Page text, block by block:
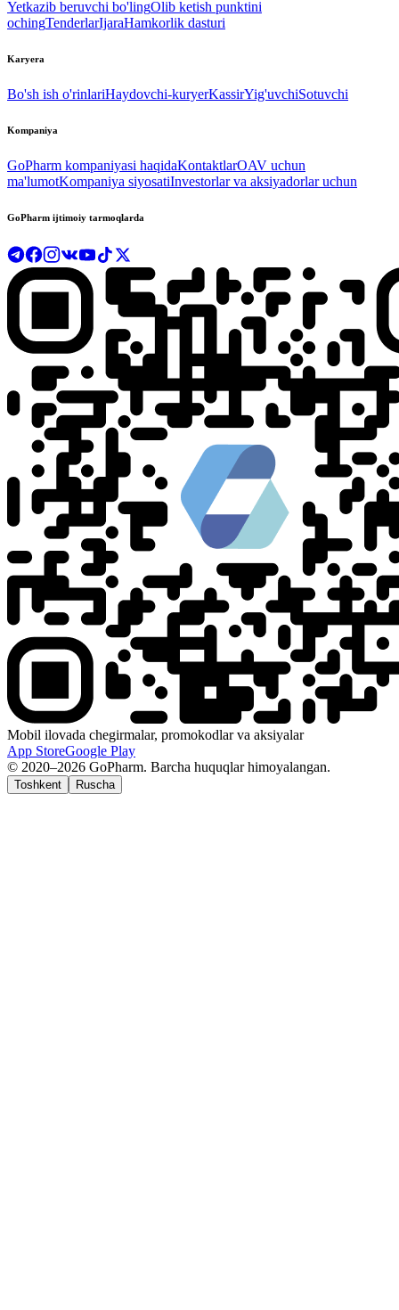
Yetkazib beruvchi bo'lingOlib ketish punktini
ochingTenderlarIjaraHamkorlik dasturi
Karyera
Bo'sh ish o'rinlariHaydovchi-kuryerKassirYig'uvchiSotuvchi
Kompaniya
GoPharm kompaniyasi haqidaKontaktlarOAV uchun
ma'lumotKompaniya siyosatiInvestorlar va aksiyadorlar uchun
GoPharm ijtimoiy tarmoqlarda
Mobil ilovada chegirmalar, promokodlar va aksiyalar
App StoreGoogle Play
© 2020–2026 GoPharm. Barcha huquqlar himoyalangan.
Toshkent Ruscha